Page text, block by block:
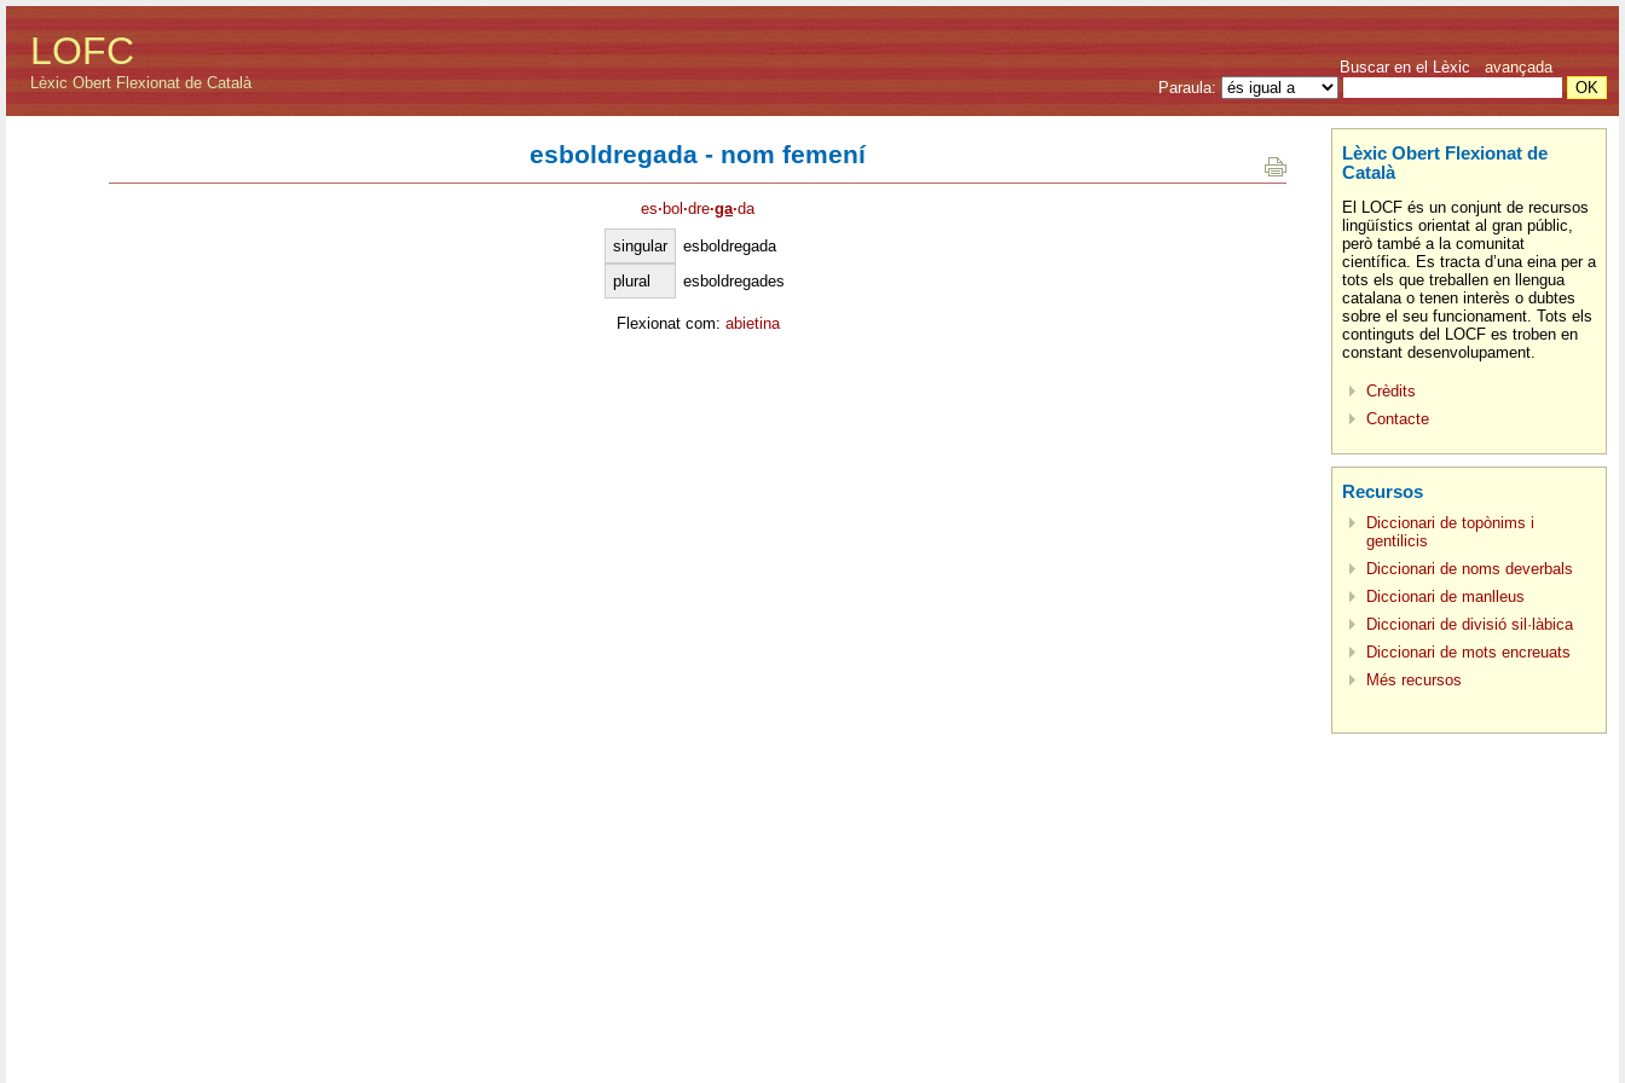
LOFC
Lèxic Obert Flexionat de Català
Buscar en el Lèxic avançada
Paraula:
esboldregada - nom femení
es· bol ·dre·ga·da
singular
esboldregada
plural
esboldregades
Flexionat com: abietina
Lèxic Obert Flexionat de
Català
El LOCF és un conjunt de recursos
lingüístics orientat al gran públic,
però també a la comunitat
científica. Es tracta d’una eina per a
tots els que treballen en llengua
catalana o tenen interès o dubtes
sobre el seu funcionament. Tots els
continguts del LOCF es troben en
constant desenvolupament.
Crèdits
Contacte
Recursos
Diccionari de topònims i
gentilicis
Diccionari de noms deverbals
Diccionari de manlleus
Diccionari de divisió sil·làbica
Diccionari de mots encreuats
Més recursos